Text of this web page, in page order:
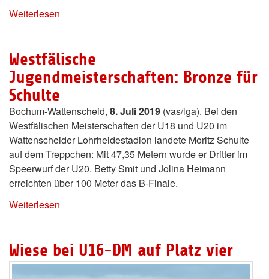
Weiterlesen
Westfälische
Jugendmeisterschaften: Bronze für
Schulte
Bochum-Wattenscheid, 8. Juli 2019 (vas/lga). Bei den
Westfälischen Meisterschaften der U18 und U20 im
Wattenscheider Lohrheidestadion landete Moritz Schulte
auf dem Treppchen: Mit 47,35 Metern wurde er Dritter im
Speerwurf der U20. Betty Smit und Jolina Heimann
erreichten über 100 Meter das B-Finale.
Weiterlesen
Wiese bei U16-DM auf Platz vier